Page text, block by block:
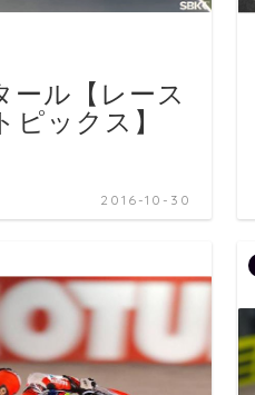
ール【レース
ピックス】
2016-10-30